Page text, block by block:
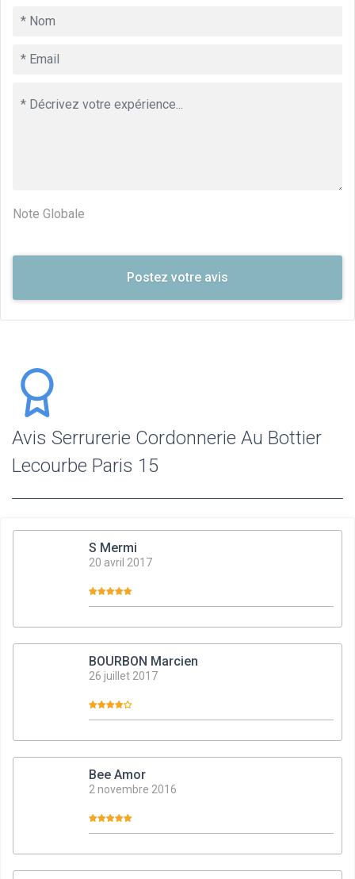
Note Globale
Avis Serrurerie Cordonnerie Au Bottier
Lecourbe Paris 15
S Mermi
20 avril 2017
BOURBON Marcien
26 juillet 2017
Bee Amor
2 novembre 2016